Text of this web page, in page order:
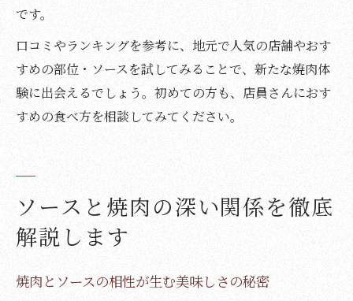
です。
口コミやランキングを参考に、地元で人気の店舗やおす
すめの部位・ソースを試してみることで、新たな焼肉体
験に出会えるでしょう。初めての方も、店員さんにおす
すめの食べ方を相談してみてください。
ソースと焼肉の深い関係を徹底
解説します
焼肉とソースの相性が生む美味しさの秘密